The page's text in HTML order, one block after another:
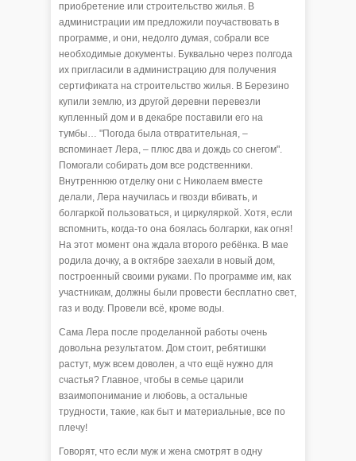
приобретение или строительство жилья. В
администрации им предложили поучаствовать в
программе, и они, недолго думая, собрали все
необходимые документы. Буквально через полгода
их пригласили в администрацию для получения
сертификата на строительство жилья. В Березино
купили землю, из другой деревни перевезли
купленный дом и в декабре поставили его на
тумбы… "Погода была отвратительная, –
вспоминает Лера, – плюс два и дождь со снегом".
Помогали собирать дом все родственники.
Внутреннюю отделку они с Николаем вместе
делали, Лера научилась и гвозди вбивать, и
болгаркой пользоваться, и циркуляркой. Хотя, если
вспомнить, когда-то она боялась болгарки, как огня!
На этот момент она ждала второго ребёнка. В мае
родила дочку, а в октябре заехали в новый дом,
построенный своими руками. По программе им, как
участникам, должны были провести бесплатно свет,
газ и воду. Провели всё, кроме воды.
Сама Лера после проделанной работы очень
довольна результатом. Дом стоит, ребятишки
растут, муж всем доволен, а что ещё нужно для
счастья? Главное, чтобы в семье царили
взаимопонимание и любовь, а остальные
трудности, такие, как быт и материальные, все по
плечу!
Говорят, что если муж и жена смотрят в одну